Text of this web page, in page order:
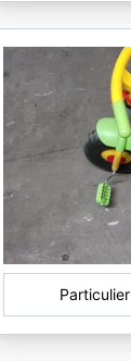
Particulier